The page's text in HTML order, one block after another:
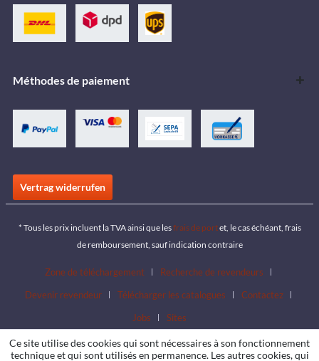
Méthodes de paiement
Vertrag widerrufen
* Tous les prix incluent la TVA ainsi que lesfrais de portet, le cas échéant, frais
de remboursement, sauf indication contraire
Zone de téléchargement
Recherche de revendeurs
Devenir revendeur
Télécharger les catalogues
Contactez
Jobs
Sites
Ce site utilise des cookies qui sont nécessaires à son fonctionnement
technique et qui sont utilisés en permanence. Les autres cookies, qui